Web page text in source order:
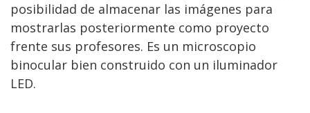
posibilidad de almacenar las imágenes para
mostrarlas posteriormente como proyecto
frente sus profesores. Es un microscopio
binocular bien construido con un iluminador
LED.